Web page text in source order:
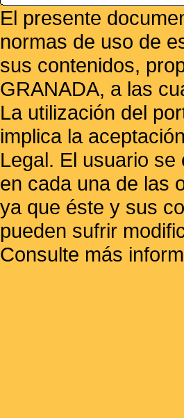
El presente
normas de uso de
sus contenidos,
GRANADA, a las
La utilización del
implica la
Legal. El usuario
en cada una de las
ya que éste y sus
pueden sufrir
Consulte más